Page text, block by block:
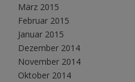
März 2015
Februar 2015
Januar 2015
Dezember 2014
November 2014
Oktober 2014